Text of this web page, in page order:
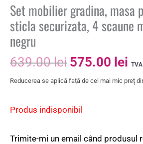
Set mobilier gradina, masa
sticla securizata, 4 scaune
negru
639.00lei 575.00 lei
Reducerea se aplică față de cel mai mic preț
Produs indisponibil
Trimite-mi un email când produsul